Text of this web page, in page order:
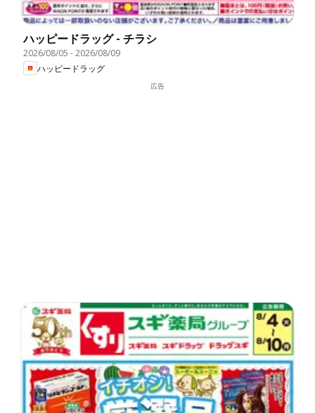
ハッピードラッグ - チラシ
2026/08/05 -2026/08/09
ハッピードラッグ
広告